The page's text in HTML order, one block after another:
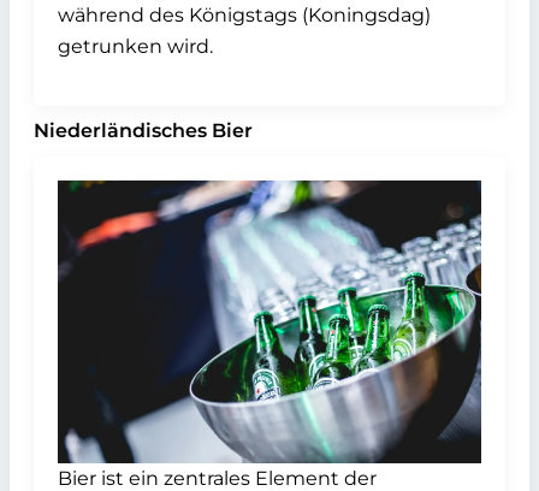
während des Königstags (Koningsdag)
getrunken wird.
Niederländisches Bier
Bier ist ein zentrales Element der